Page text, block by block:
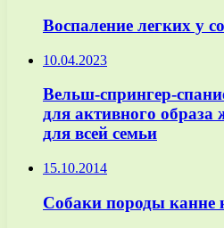
Воспаление легких у
10.04.2023
Вельш-спрингер-
для активного
для всей семьи
15.10.2014
Собаки породы канне